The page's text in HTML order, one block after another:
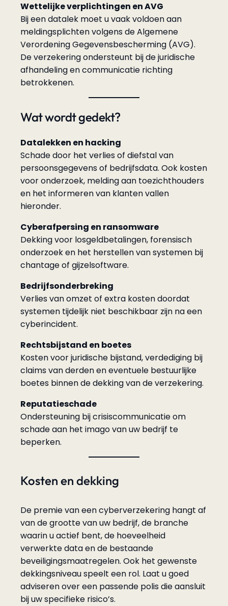
Wettelijke verplichtingen en AVG
Bij een datalek moet u vaak voldoen aan
meldingsplichten volgens de Algemene
Verordening Gegevensbescherming (AVG).
De verzekering ondersteunt bij de juridische
afhandeling en communicatie richting
betrokkenen.
Wat wordt gedekt?
Datalekken en hacking
Schade door het verlies of diefstal van
persoonsgegevens of bedrijfsdata. Ook kosten
voor onderzoek, melding aan toezichthouders
en het informeren van klanten vallen
hieronder.
Cyberafpersing en ransomware
Dekking voor losgeldbetalingen, forensisch
onderzoek en het herstellen van systemen bij
chantage of gijzelsoftware.
Bedrijfsonderbreking
Verlies van omzet of extra kosten doordat
systemen tijdelijk niet beschikbaar zijn na een
cyberincident.
Rechtsbijstand en boetes
Kosten voor juridische bijstand, verdediging bij
claims van derden en eventuele bestuurlijke
boetes binnen de dekking van de verzekering.
Reputatieschade
Ondersteuning bij crisiscommunicatie om
schade aan het imago van uw bedrijf te
beperken.
Kosten en dekking
De premie van een cyberverzekering hangt af
van de grootte van uw bedrijf, de branche
waarin u actief bent, de hoeveelheid
verwerkte data en de bestaande
beveiligingsmaatregelen. Ook het gewenste
dekkingsniveau speelt een rol. Laat u goed
adviseren over een passende polis die aansluit
bij uw specifieke risico’s.